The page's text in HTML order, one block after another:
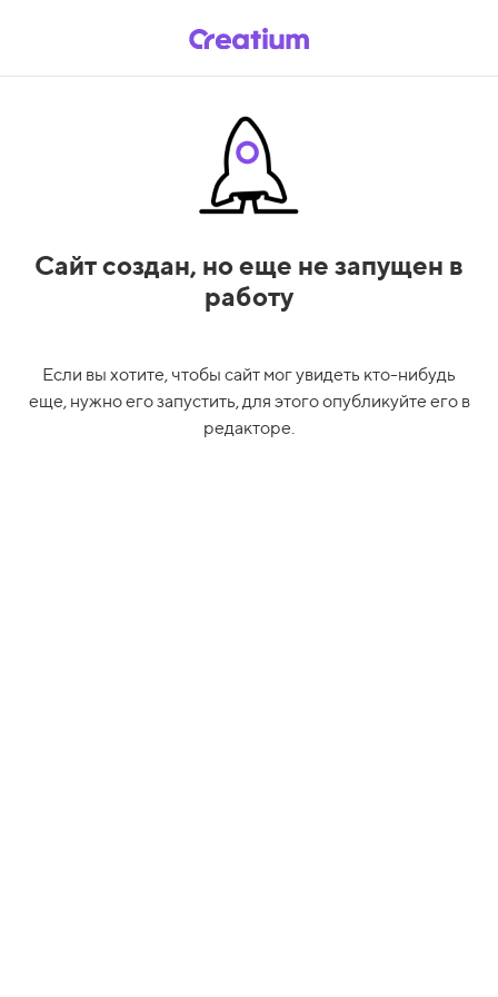
Сайт создан, но еще не запущен в
работу
Если вы хотите, чтобы сайт мог увидеть кто-нибудь
еще, нужно его запустить, для этого опубликуйте его в
редакторе.